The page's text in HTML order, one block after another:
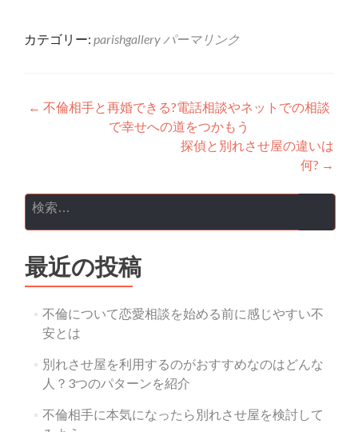
カテゴリー: parishgallery パーマリンク
投稿ナビゲーション
← 不倫相手と再婚できる?電話相談やネットでの相談
で幸せへの道をつかもう
探偵と別れさせ屋の違いは
何? →
検索:
最近の投稿
不倫について恋愛相談を始める前に感じやすい不
安とは
別れさせ屋を利用するのがおすすめなのはどんな
人？3つのパターンを紹介
不倫相手に本気になったら別れさせ屋を検討して